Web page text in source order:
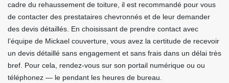
cadre du rehaussement de toiture, il est recommandé pour vous
de contacter des prestataires chevronnés et de leur demander
des devis détaillés. En choisissant de prendre contact avec
l’équipe de Mickael couverture, vous avez la certitude de recevoir
un devis détaillé sans engagement et sans frais dans un délai très
bref. Pour cela, rendez-vous sur son portail numérique ou ou
téléphonez — le pendant les heures de bureau.